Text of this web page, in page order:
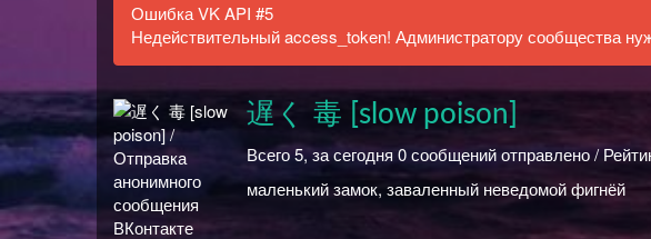
Ошибка VK API #5
Недействительный access_token! Администратору сообщества
遅く 毒 [slow poison]
Всего 5, за сегодня 0 сообщений отправлено /
маленький замок, заваленный неведомой фигнёй